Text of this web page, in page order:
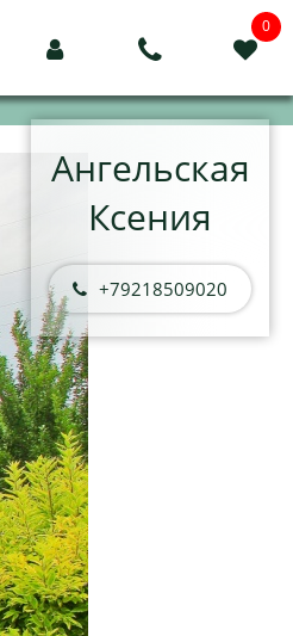

0


Ангельская
Ксения
+79218509020